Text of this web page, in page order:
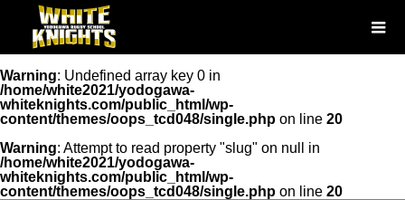
Warning: Undefined array key 0 in
/home/white2021/yodogawa-
whiteknights.com/public_html/wp-
content/themes/oops_tcd048/single.php on line 20
Warning: Attempt to read property "slug" on null in
/home/white2021/yodogawa-
whiteknights.com/public_html/wp-
content/themes/oops_tcd048/single.php on line 20